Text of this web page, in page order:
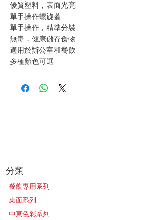
優質塑料，表面光亮
單手操作螺旋蓋
單手操作，精準分裝
無毒，健康儲存食物
適用於辦公室和餐飲
多種顏色可選
​分類
餐飲專用系列
桌面系列
中東色彩系列